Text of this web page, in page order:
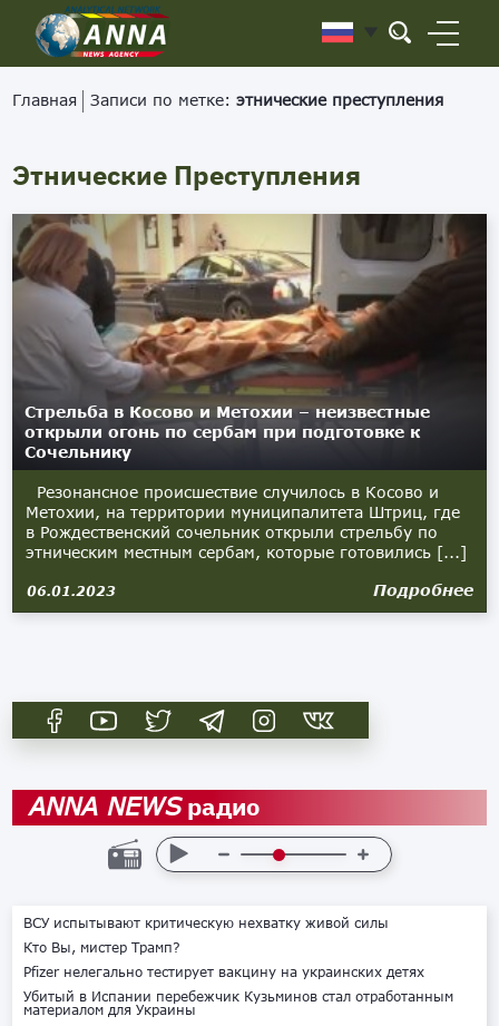
Главная Записи по метке:этнические преступления
Этнические Преступления
Стрельба в Косово и Метохии – неизвестные
открыли огонь по сербам при подготовке к
Сочельнику
Резонансное происшествие случилось в Косово и
Метохии, на территории муниципалитета Штриц, где
в Рождественский сочельник открыли стрельбу по
этническим местным сербам, которые готовились [...]
06.01.2023 Подробнее
ANNA NEWSрадио
ВСУ испытывают критическую нехватку живой силы
Кто Вы, мистер Трамп?
Pfizer нелегально тестирует вакцину на украинских детях
Убитый в Испании перебежчик Кузьминов стал отработанным
материалом для Украины